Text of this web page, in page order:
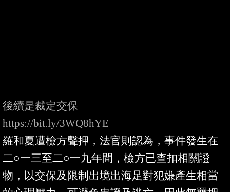
https://bit.ly/3WQ8hYE
羅和夏遭檢方聲押，法官則認為，事件發生在
二○一三至二○一九年間，檢方已查扣相關證
物，以交保及限制出境出海足對犯嫌產生相當